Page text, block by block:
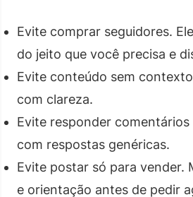
Evite comprar seguidores.
do jeito que você precisa e
Evite conteúdo sem
com clareza.
Evite responder
com respostas genéricas.
Evite postar só para vender.
e orientação antes de pedir